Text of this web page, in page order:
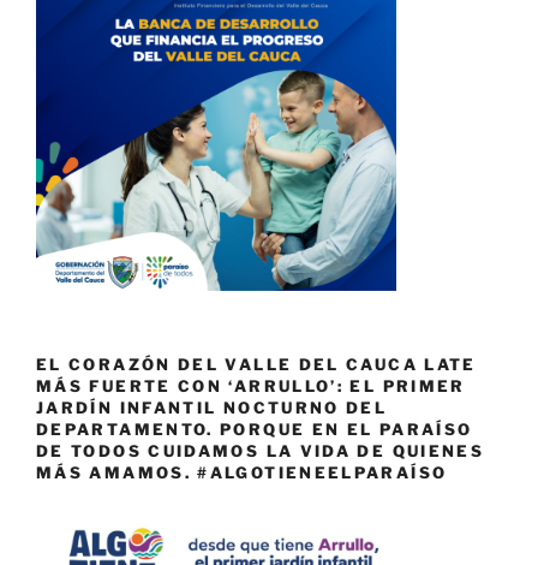
EL CORAZÓN DEL VALLE DEL CAUCA LATE
MÁS FUERTE CON ‘ARRULLO’: EL PRIMER
JARDÍN INFANTIL NOCTURNO DEL
DEPARTAMENTO. PORQUE EN EL PARAÍSO
DE TODOS CUIDAMOS LA VIDA DE QUIENES
MÁS AMAMOS. #ALGOTIENEELPARAÍSO